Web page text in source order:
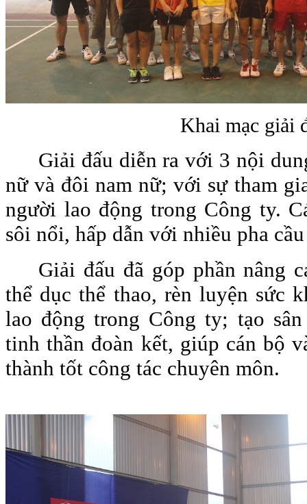
Khai mạc giải
Giải đấu diễn ra với 3 nội
nữ và đôi nam nữ; với sự tham
người lao động trong Công ty.
sôi nổi, hấp dẫn với nhiều pha
Giải đấu đã góp phần nâng
thể dục thể thao, rèn luyện sức
lao động trong Công ty; tạo
tinh thần đoàn kết, giúp cán bộ
thành tốt công tác chuyên môn.